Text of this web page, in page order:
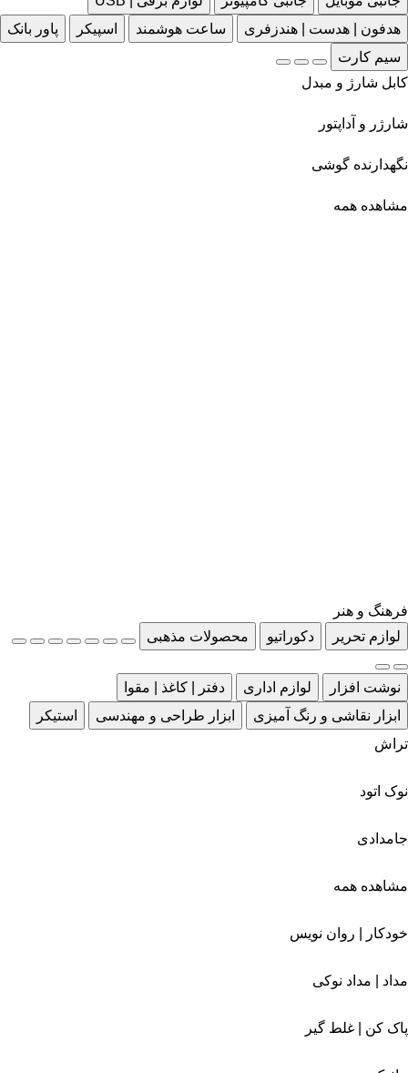
هدفون | هدست | هندزفری
ساعت هوشمند اسپیکر
پاور بانک
سیم کارت
کابل شارژ و مبدل
شارژر و آداپتور
نگهدارنده گوشی
مشاهده همه
فرهنگ و هنر
لوازم تحریر
دکوراتیو محصولات مذهبی
نوشت افزار لوازم اداری
دفتر | کاغذ | مقوا
ابزار نقاشی و رنگ آمیزی
ابزار طراحی و مهندسی
استیکر
تراش
نوک اتود
جامدادی
مشاهده همه
خودکار | روان نویس
مداد | مداد نوکی
پاک کن | غلط گیر